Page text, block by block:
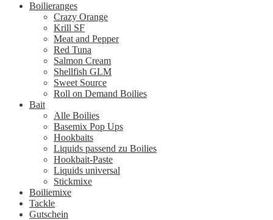
Boilieranges
Crazy Orange
Krill SF
Meat and Pepper
Red Tuna
Salmon Cream
Shellfish GLM
Sweet Source
Roll on Demand Boilies
Bait
Alle Boilies
Basemix Pop Ups
Hookbaits
Liquids passend zu Boilies
Hookbait-Paste
Liquids universal
Stickmixe
Boiliemixe
Tackle
Gutschein